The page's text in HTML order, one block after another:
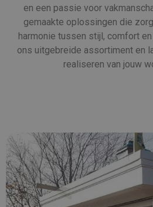
en een passie voor
gemaakte oplossingen die
harmonie tussen stijl, comfort
ons uitgebreide assortiment en
realiseren van jouw